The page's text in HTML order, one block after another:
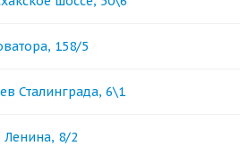
158/5
Сталинграда, 6\1
Ленина, 8/2